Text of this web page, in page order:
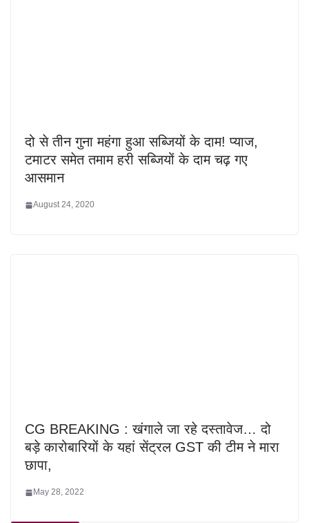
दो से तीन गुना महंगा हुआ सब्जियों के दाम! प्याज,
टमाटर समेत तमाम हरी सब्जियों के दाम चढ़ गए
आसमान
August 24, 2020
CG BREAKING : खंगाले जा रहे दस्तावेज… दो
बड़े कारोबारियों के यहां सेंट्रल GST की टीम ने मारा
छापा,
May 28, 2022